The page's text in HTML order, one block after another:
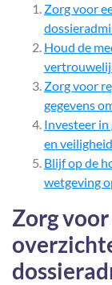
Zorg voor
Houd de
Zorg voor
gegevens
Investeer in
en
Blijf op de
wetgeving
Zorg